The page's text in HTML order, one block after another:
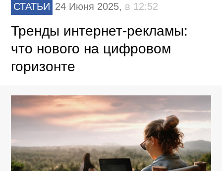
СТАТЬИ 24 Июня 2025, в 12:52
Тренды интернет-рекламы:
что нового на цифровом
горизонте